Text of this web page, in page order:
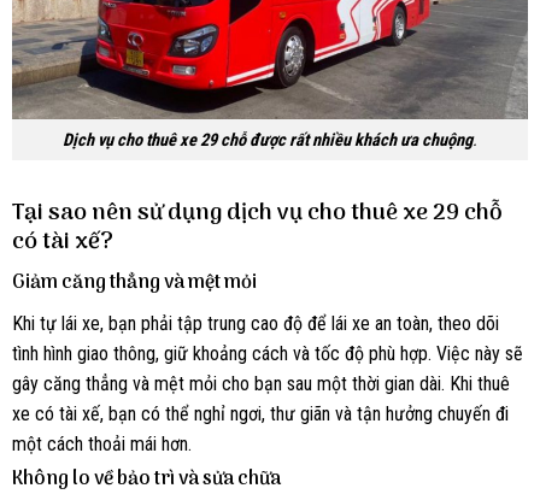
Dịch vụ cho thuê xe 29 chỗ được rất nhiều khách ưa chuộng.
Tại sao nên sử dụng dịch vụ cho thuê xe 29 chỗ
có tài xế?
Giảm căng thẳng và mệt mỏi
Khi tự lái xe, bạn phải tập trung cao độ để lái xe an toàn, theo dõi
tình hình giao thông, giữ khoảng cách và tốc độ phù hợp. Việc này sẽ
gây căng thẳng và mệt mỏi cho bạn sau một thời gian dài. Khi thuê
xe có tài xế, bạn có thể nghỉ ngơi, thư giãn và tận hưởng chuyến đi
một cách thoải mái hơn.
Không lo về bảo trì và sửa chữa